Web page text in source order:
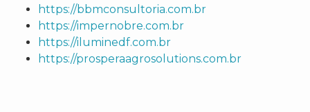
https://bbmconsultoria.com.br
https://impernobre.com.br
https://iluminedf.com.br
https://prosperaagrosolutions.com.br